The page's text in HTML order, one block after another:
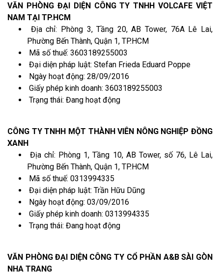
VĂN PHÒNG ĐẠI DIỆN CÔNG TY TNHH VOLCAFE VIỆT
NAM TẠI TP.HCM
Địa chỉ: Phòng 3, Tầng 20, AB Tower, 76A Lê Lai,
Phường Bến Thành, Quận 1, TP.HCM
Mã số thuế: 3603189255003
Đại diện pháp luật: Stefan Frieda Eduard Poppe
Ngày hoạt động: 28/09/2016
Giấy phép kinh doanh: 3603189255003
Trạng thái: Đang hoạt động
CÔNG TY TNHH MỘT THÀNH VIÊN NÔNG NGHIỆP ĐỒNG
XANH
Địa chỉ: Phòng 1, Tầng 10, AB Tower, số 76, Lê Lai,
Phường Bến Thành, Quận 1, TP.HCM
Mã số thuế: 0313994335
Đại diện pháp luật: Trần Hữu Dũng
Ngày hoạt động: 03/09/2016
Giấy phép kinh doanh: 0313994335
Trạng thái: Đang hoạt động
VĂN PHÒNG ĐẠI DIỆN CÔNG TY CỔ PHẦN A&B SÀI GÒN
NHA TRANG